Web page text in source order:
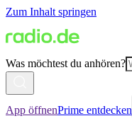
Zum Inhalt springen
Was möchtest du anhören?
App öffnenPrime entdecken